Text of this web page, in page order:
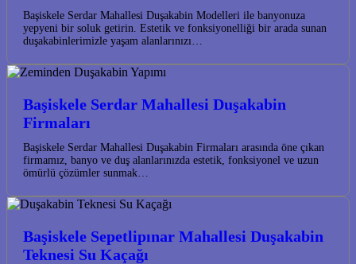
Başiskele Serdar Mahallesi Duşakabin Modelleri ile banyonuza
yepyeni bir soluk getirin. Estetik ve fonksiyonelliği bir arada sunan
duşakabinlerimizle yaşam alanlarınızı…
Başiskele Serdar Mahallesi Duşakabin
Firmaları
Başiskele Serdar Mahallesi Duşakabin Firmaları arasında öne çıkan
firmamız, banyo ve duş alanlarınızda estetik, fonksiyonel ve uzun
ömürlü çözümler sunmak…
Başiskele Sepetlipınar Mahallesi Duşakabin
Teknesi Su Kaçağı